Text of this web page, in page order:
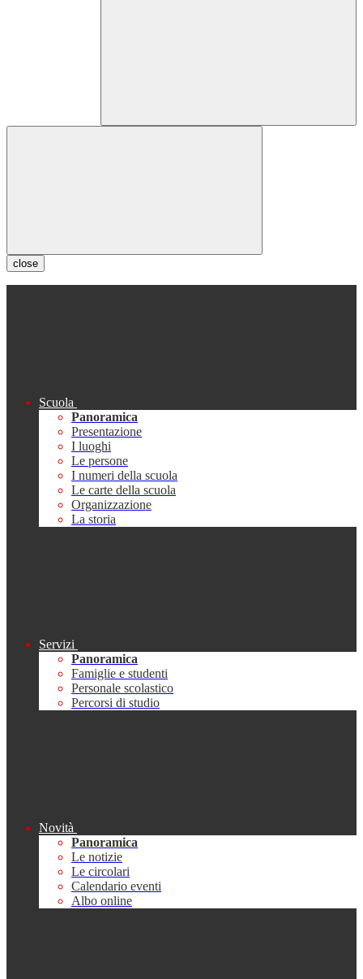
close
Scuola
Panoramica
Presentazione
I luoghi
Le persone
I numeri della scuola
Le carte della scuola
Organizzazione
La storia
Servizi
Panoramica
Famiglie e studenti
Personale scolastico
Percorsi di studio
Novità
Panoramica
Le notizie
Le circolari
Calendario eventi
Albo online